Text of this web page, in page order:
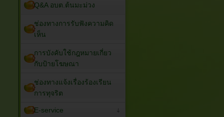
Q&A อบต.ต้นมะม่วง
ช่องทางการรับฟังความคิด
เห็น
การบังคับใช้กฎหมายเกี่ยว
กับป้ายโฆษณา
ช่องทางแจ้งเรื่องร้องเรียน
การทุจริต
E-service